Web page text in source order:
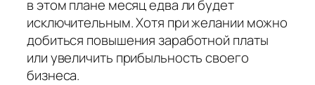
в этом плане месяц едва ли будет
исключительным. Хотя при желании можно
добиться повышения заработной платы
или увеличить прибыльность своего
бизнеса.